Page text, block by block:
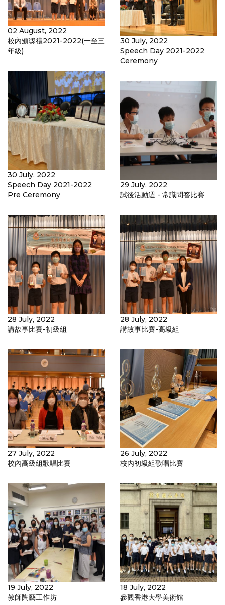
02 August, 2022
校內頒獎禮2021-2022(一至三
年級)
30 July, 2022
Speech Day 2021-2022
Ceremony
30 July, 2022
Speech Day 2021-2022
Pre Ceremony
29 July, 2022
試後活動週 - 常識問答比賽
28 July, 2022
講故事比賽-初級組
28 July, 2022
講故事比賽-高級組
27 July, 2022
校內高級組歌唱比賽
26 July, 2022
校內初級組歌唱比賽
19 July, 2022
教師陶藝工作坊
18 July, 2022
參觀香港大學美術館